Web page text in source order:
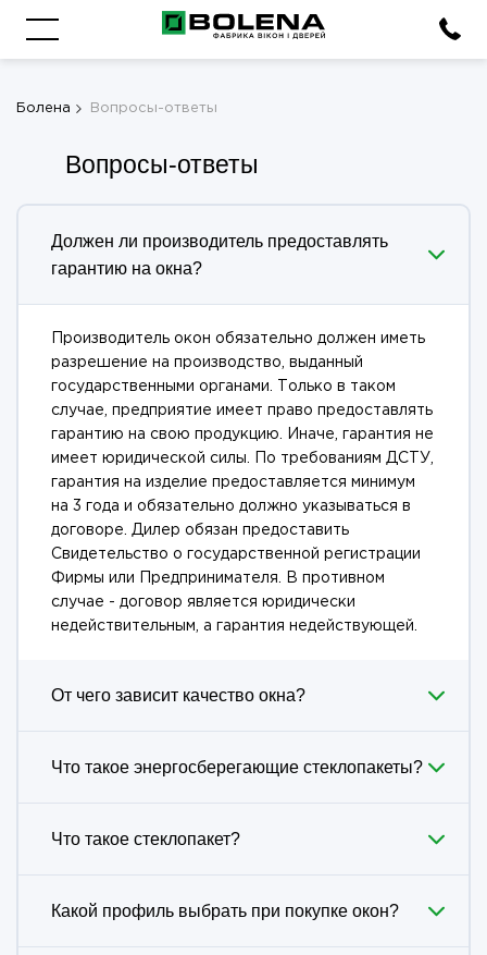
Болена Вопросы-ответы
Вопросы-ответы
Должен ли производитель предоставлять
гарантию на окна?
Производитель окон обязательно должен иметь
разрешение на производство, выданный
государственными органами. Только в таком
случае, предприятие имеет право предоставлять
гарантию на свою продукцию. Иначе, гарантия не
имеет юридической силы. По требованиям ДСТУ,
гарантия на изделие предоставляется минимум
на 3 года и обязательно должно указываться в
договоре. Дилер обязан предоставить
Свидетельство о государственной регистрации
Фирмы или Предпринимателя. В противном
случае - договор является юридически
недействительным, а гарантия недействующей.
От чего зависит качество окна?
Что такое энергосберегающие стеклопакеты?
Что такое стеклопакет?
Какой профиль выбрать при покупке окон?